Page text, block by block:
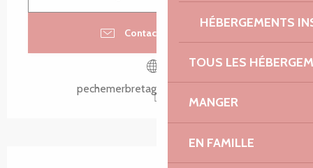
HÉBERGEMENTS
TOUS LES
MANGER
EN FAMILLE
Contacter par email
pechemerbretagne.blogspot.com